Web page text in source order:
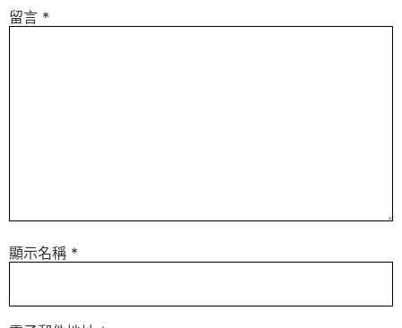
留言 *
顯示名稱 *